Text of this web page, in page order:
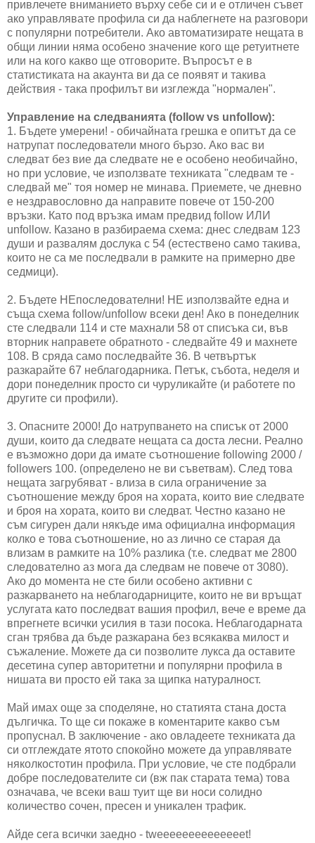
привлечете вниманието върху себе си и е отличен съвет
ако управлявате профила си да наблегнете на разговори
с популярни потребители. Ако автоматизирате нещата в
общи линии няма особено значение кого ще ретуитнете
или на кого какво ще отговорите. Въпросът е в
статистиката на акаунта ви да се появят и такива
действия - така профилът ви изглежда "нормален".
Управление на следванията (follow vs unfollow):
1. Бъдете умерени! - обичайната грешка е опитът да се
натрупат последователи много бързо. Ако вас ви
следват без вие да следвате не е особено необичайно,
но при условие, че използвате техниката "следвам те -
следвай ме" тоя номер не минава. Приемете, че дневно
е нездравословно да направите повече от 150-200
връзки. Като под връзка имам предвид follow ИЛИ
unfollow. Казано в разбираема схема: днес следвам 123
души и развалям дослука с 54 (естествено само такива,
които не са ме последвали в рамките на примерно две
седмици).
2. Бъдете НЕпоследователни! НЕ използвайте една и
съща схема follow/unfollow всеки ден! Ако в понеделник
сте следвали 114 и сте махнали 58 от списъка си, във
вторник направете обратното - следвайте 49 и махнете
108. В сряда само последвайте 36. В четвъртък
разкарайте 67 неблагодарника. Петък, събота, неделя и
дори понеделник просто си чуруликайте (и работете по
другите си профили).
3. Опасните 2000! До натрупването на списък от 2000
души, които да следвате нещата са доста лесни. Реално
е възможно дори да имате съотношение following 2000 /
followers 100. (определено не ви съветвам). След това
нещата загрубяват - влиза в сила ограничение за
съотношение между броя на хората, които вие следвате
и броя на хората, които ви следват. Честно казано не
съм сигурен дали някъде има официална информация
колко е това съотношение, но аз лично се старая да
влизам в рамките на 10% разлика (т.е. следват ме 2800
следователно аз мога да следвам не повече от 3080).
Ако до момента не сте били особено активни с
разкарването на неблагодарниците, които не ви връщат
услугата като последват вашия профил, вече е време да
впрегнете всички усилия в тази посока. Неблагодарната
сган трябва да бъде разкарана без всякаква милост и
съжаление. Можете да си позволите лукса да оставите
десетина супер авторитетни и популярни профила в
нишата ви просто ей така за щипка натуралност.
Май имах още за споделяне, но статията стана доста
дългичка. То ще си покаже в коментарите какво съм
пропуснал. В заключение - ако овладеете техниката да
си отглеждате ятото спокойно можете да управлявате
няколкостотин профила. При условие, че сте подбрали
добре последователите си (вж пак старата тема) това
означава, че всеки ваш туит ще ви носи солидно
количество сочен, пресен и уникален трафик.
Айде сега всички заедно - tweeeeeeeeeeeeeet!